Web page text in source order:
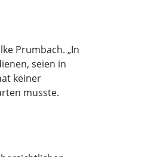
Prumbach. „In
seien in
keiner
musste.